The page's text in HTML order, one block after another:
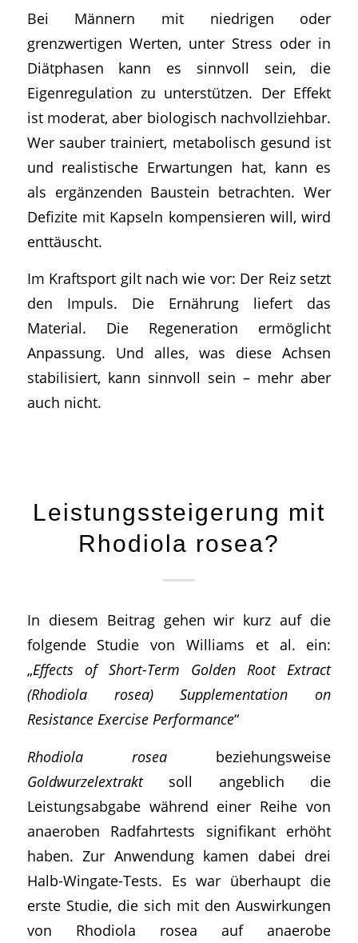
Bei Männern mit niedrigen oder
grenzwertigen Werten, unter Stress oder in
Diätphasen kann es sinnvoll sein, die
Eigenregulation zu unterstützen. Der Effekt
ist moderat, aber biologisch nachvollziehbar.
Wer sauber trainiert, metabolisch gesund ist
und realistische Erwartungen hat, kann es
als ergänzenden Baustein betrachten. Wer
Defizite mit Kapseln kompensieren will, wird
enttäuscht.
Im Kraftsport gilt nach wie vor: Der Reiz setzt
den Impuls. Die Ernährung liefert das
Material. Die Regeneration ermöglicht
Anpassung. Und alles, was diese Achsen
stabilisiert, kann sinnvoll sein – mehr aber
auch nicht.
Leistungssteigerung mit
Rhodiola rosea?
In diesem Beitrag gehen wir kurz auf die
folgende Studie von Williams et al. ein:
„Effects of Short-Term Golden Root Extract
(Rhodiola rosea) Supplementation on
Resistance Exercise Performance“
Rhodiola rosea beziehungsweise
Goldwurzelextraktsoll angeblich die
Leistungsabgabe während einer Reihe von
anaeroben Radfahrtests signifikant erhöht
haben. Zur Anwendung kamen dabei drei
Halb-Wingate-Tests. Es war überhaupt die
erste Studie, die sich mit den Auswirkungen
von Rhodiola rosea auf anaerobe